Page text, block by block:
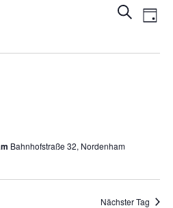
Suche
SUCHE
TAG
Bahnhofstraße 32, Nordenham
Nächster Tag